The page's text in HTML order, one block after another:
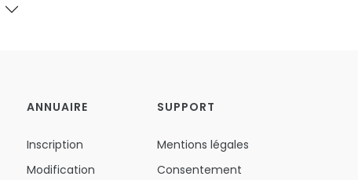
ANNUAIRE
Inscription
Modification
SUPPORT
Mentions légales
Consentement